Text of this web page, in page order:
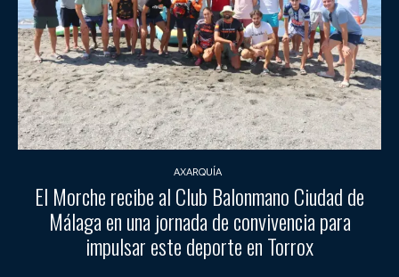
AXARQUÍA
El Morche recibe al Club Balonmano Ciudad de
Málaga en una jornada de convivencia para
impulsar este deporte en Torrox